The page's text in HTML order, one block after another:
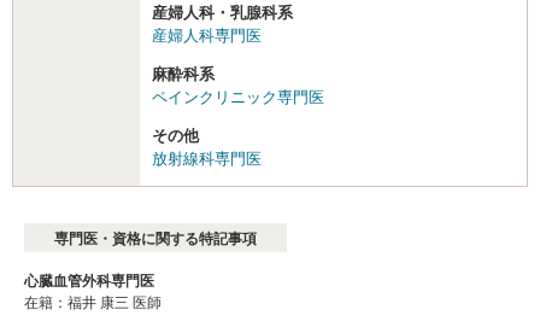
産婦人科・乳腺科系
産婦人科専門医
麻酔科系
ペインクリニック専門医
その他
放射線科専門医
専門医・資格に関する特記事項
心臓血管外科専門医
在籍：福井 康三 医師